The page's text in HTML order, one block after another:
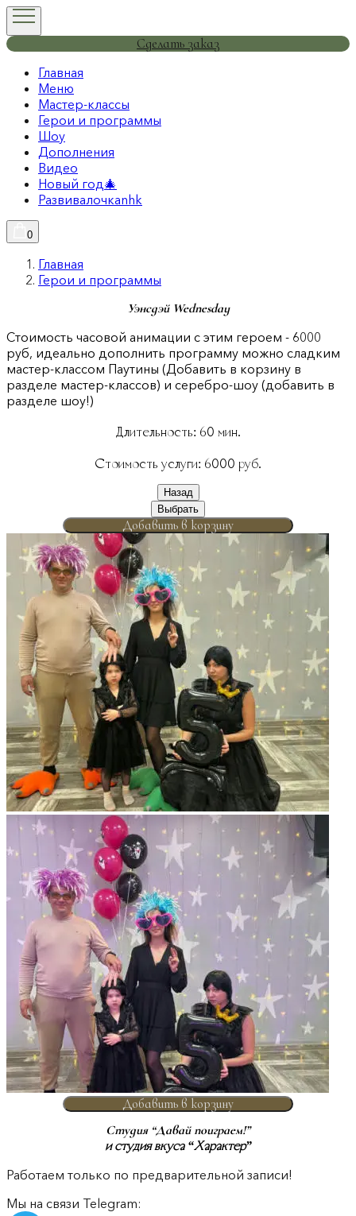
Сделать заказ
Главная
Меню
Мастер-классы
Герои и программы
Шоу
Дополнения
Видео
Новый год🎄
Развивалочкаnhk
0
Главная
Герои и программы
Уэнсдэй Wednesday
Стоимость часовой анимации с этим героем - 6000
руб, идеально дополнить программу можно сладким
мастер-классом Паутины (Добавить в корзину в
разделе мастер-классов) и серебро-шоу (добавить в
разделе шоу!)
Длительность: 60 мин.
Стоимость услуги: 6000 руб.
Назад
Выбрать
Добавить в корзину
Добавить в корзину
Студия “Давай поиграем!”
и студия вкуса “Характер”
Работаем только по предварительной записи!
Мы на связи Telegram: